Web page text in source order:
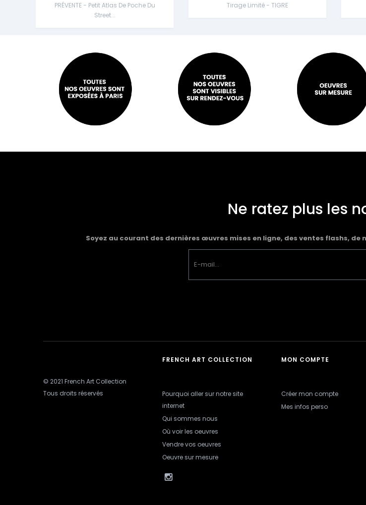
PRÉVENTE - Petit Atlas De Poche Du
Street...
Tirage Limité - TIGRE
Ne ratez plus les
Soyez au courant des dernières œuvres mises en ligne, des ventes flashs,
© 2021 French Art Collection
Tous droits réservés
FRENCH ART COLLECTION
Pourquoi aller sur notre site
internet
Qui sommes nous
Où voir les oeuvres
Vendre vos oeuvres
Oeuvre sur mesure
MON COMPTE
Créer mon compte
Mes infos perso